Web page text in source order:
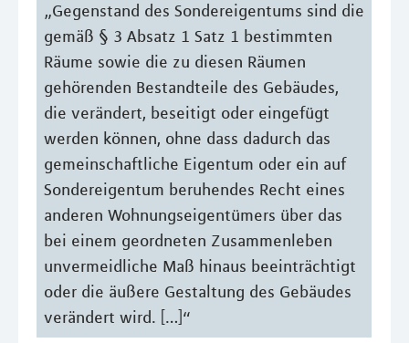
„Gegenstand des Sondereigentums sind die
gemäß § 3 Absatz 1 Satz 1 bestimmten
Räume sowie die zu diesen Räumen
gehörenden Bestandteile des Gebäudes,
die verändert, beseitigt oder eingefügt
werden können, ohne dass dadurch das
gemeinschaftliche Eigentum oder ein auf
Sondereigentum beruhendes Recht eines
anderen Wohnungseigentümers über das
bei einem geordneten Zusammenleben
unvermeidliche Maß hinaus beeinträchtigt
oder die äußere Gestaltung des Gebäudes
verändert wird. […]“